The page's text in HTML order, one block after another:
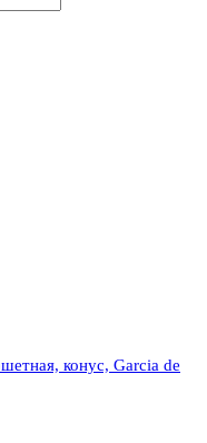
конус, Garcia de